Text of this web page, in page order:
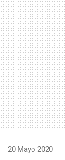
20 Mayo 2020